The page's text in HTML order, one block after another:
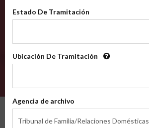
Estado De Tramitación
Tramitación
Ubicación De Tramitación
Tramitación
Agencia de archivo
Tribunal de Familia/Relaciones Domésticas
de